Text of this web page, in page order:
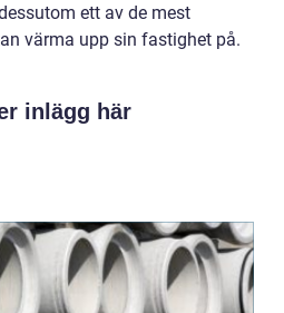
ett av de mest
värma upp sin fastighet på.
inlägg här